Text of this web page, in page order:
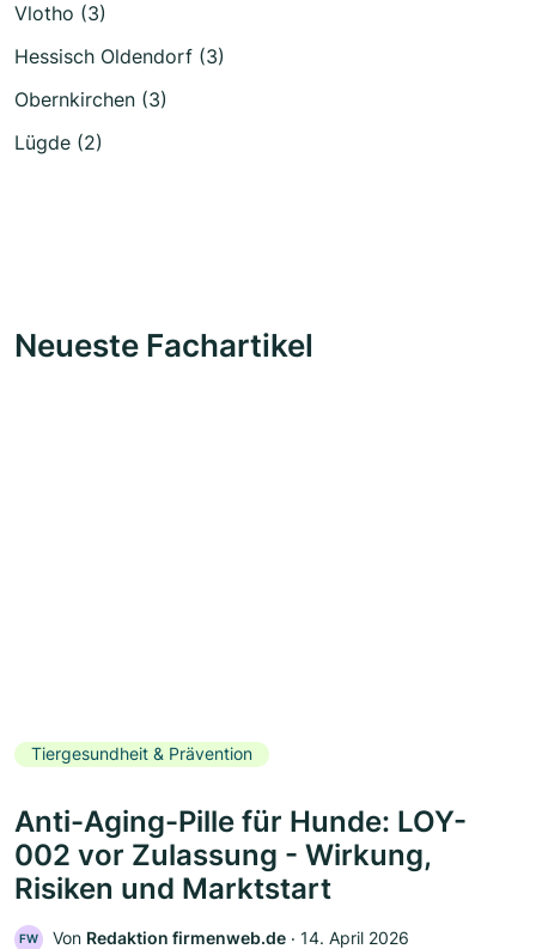
Vlotho (3)
Hessisch Oldendorf (3)
Obernkirchen (3)
Lügde (2)
Neueste Fachartikel
Tiergesundheit & Prävention
Anti-Aging-Pille für Hunde: LOY-
002 vor Zulassung - Wirkung,
Risiken und Marktstart
FW Von Redaktion firmenweb.de ‧ 14. April 2026